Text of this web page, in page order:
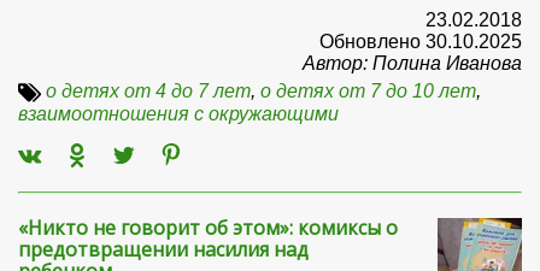
23.02.2018
Обновлено 30.10.2025
Автор: Полина Иванова
о детях от 4 до 7 лет, о детях от 7 до 10 лет,
взаимоотношения с окружающими
«Никто не говорит об этом»: комиксы о
предотвращении насилия над